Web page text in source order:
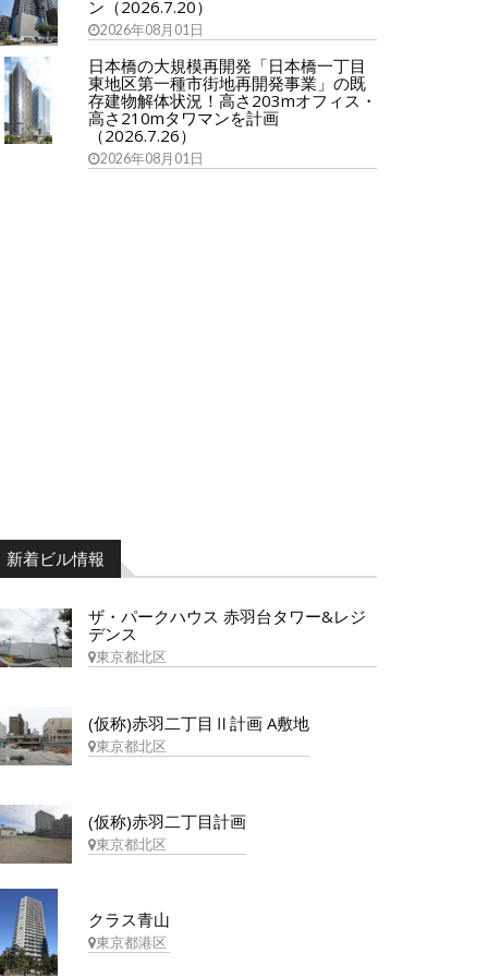
ン（2026.7.20）
2026年08月01日
日本橋の大規模再開発「日本橋一丁目
東地区第一種市街地再開発事業」の既
存建物解体状況！高さ203mオフィス・
高さ210mタワマンを計画
（2026.7.26）
2026年08月01日
新着ビル情報
ザ・パークハウス 赤羽台タワー&レジ
デンス
東京都北区
(仮称)赤羽二丁目Ⅱ計画 A敷地
東京都北区
(仮称)赤羽二丁目計画
東京都北区
クラス青山
東京都港区